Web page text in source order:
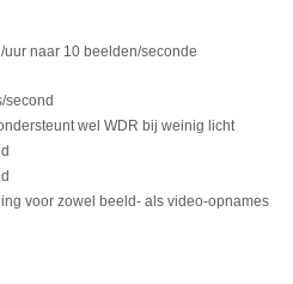
uur naar 10 beelden/seconde
second
wel WDR bij weinig licht
voor zowel beeld- als video-opnames